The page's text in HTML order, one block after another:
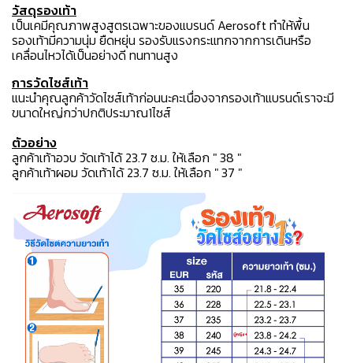
วัสดุรองเท้า
เป็นเคมีคุณภาพสูงสูตรเฉพาะของแบรนด์ Aerosoft ทำให้พื้น
รองเท้ามีความนุ่ม ยืดหยุ่น รองรับแรงกระแทกจากการเดินหรือ
เคลื่อนไหวได้เป็นอย่างดี ทนทานสูง
การวัดไซส์เท้า
แนะนำคุณลูกค้าวัดไซส์เท้าก่อนนะคะเนื่องจากรองเท้าแบรนด์เราจะมี
ขนาดใหญ่กว่าปกติประมาณ1ไซส์
ตัวอย่าง
ลูกค้าเท้าอวบ วัดเท้าได้ 23.7 ซ.ม. ให้เลือก " 38 "
ลูกค้าเท้าผอม วัดเท้าได้ 23.7 ซ.ม. ให้เลือก " 37 "